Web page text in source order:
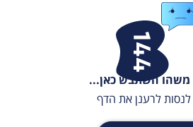
משהו השתבש כאן...
לרענן את הדף